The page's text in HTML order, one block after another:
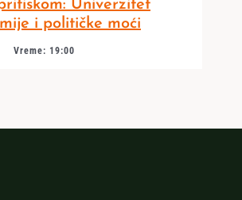
Univerzitet
i političke moći
Vreme: 19:00